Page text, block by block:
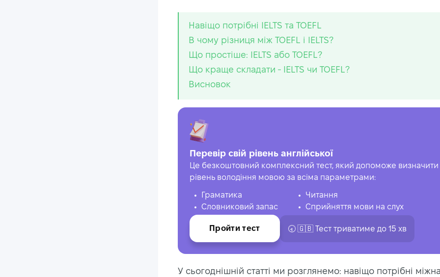
Навіщо потрібні IELTS та TOEFL
В чому різниця між TOEFL і IELTS?
Що простіше: IELTS або TOEFL?
Що краще складати - IELTS чи TOEFL?
Висновок
Перевір свій рівень англійської
Це безкоштовний комплексний тест, який допоможе визначити
рівень володіння мовою за всіма параметрами:
Граматика
Словниковий запас
Читання
Сприйняття мови на слух
Пройти тест 🕣 🇬🇧 Тест триватиме до 15 хв
У сьогоднішній статті ми розглянемо: навіщо потрібні